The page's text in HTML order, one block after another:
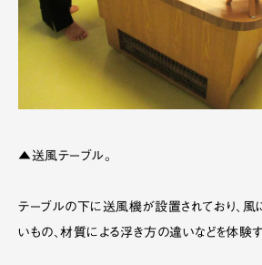
▲送風テーブル。
テーブルの下に送風機が設置されており、風
いもの、材質による浮き方の違いなどを体験す